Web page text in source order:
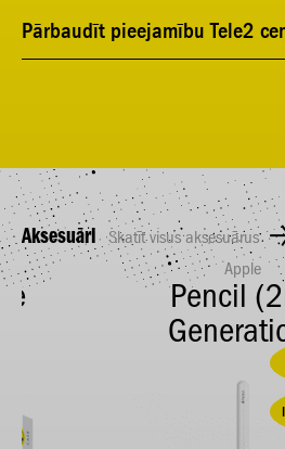
Pārbaudīt pieejamību Tele2
Aksesuāri Skatīt visus aksesuārus
Apple
Pencil